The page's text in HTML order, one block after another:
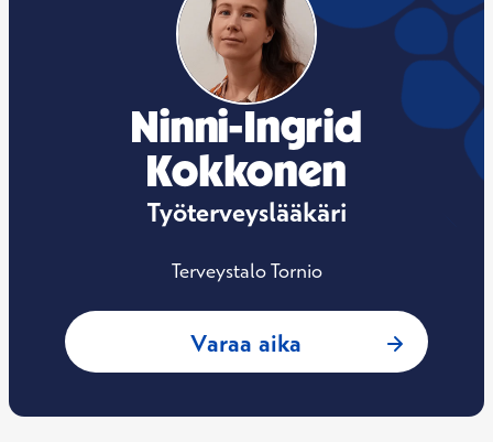
Ninni-Ingrid
Kokkonen
Työterveyslääkäri
Terveystalo Tornio
Varaa aika : Ninni-Ingrid